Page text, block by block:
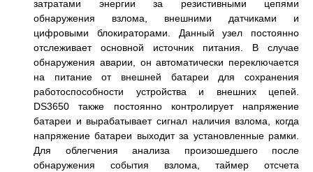
затратами энергии за резистивными цепями
обнаружения взлома, внешними датчиками и
цифровыми блокираторами. Данный узел постоянно
отслеживает основной источник питания. В случае
обнаружения аварии, он автоматически переключается
на питание от внешней батареи для сохранения
работоспособности устройства и внешних цепей.
DS3650 также постоянно контролирует напряжение
батареи и вырабатывает сигнал наличия взлома, когда
напряжение батареи выходит за установленные рамки.
Для облегчения анализа произошедшего после
обнаружения события взлома, таймер отсчета